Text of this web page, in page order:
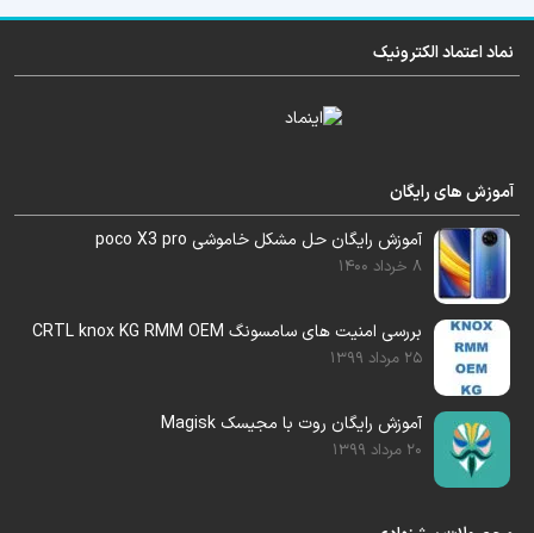
5- نحوه رایت دامپ
6- ورژن فایل فلش بعد از تعویض هارد
7- نحوه روت و ترمیم سریال بدون بکاپ از هارد
8- نحوه off کردن oem
9- فایل حل kg و RMM
10- حل مشکل ماندن روی آرم
11- حل مشکل
نماد اعتماد الکترونیک
آموزش های رایگان
آموزش رایگان حل مشکل خاموشی poco X3 pro
8 خرداد 1400
بررسی امنیت های سامسونگ CRTL knox KG RMM OEM
25 مرداد 1399
آموزش رایگان روت با مجیسک Magisk
20 مرداد 1399